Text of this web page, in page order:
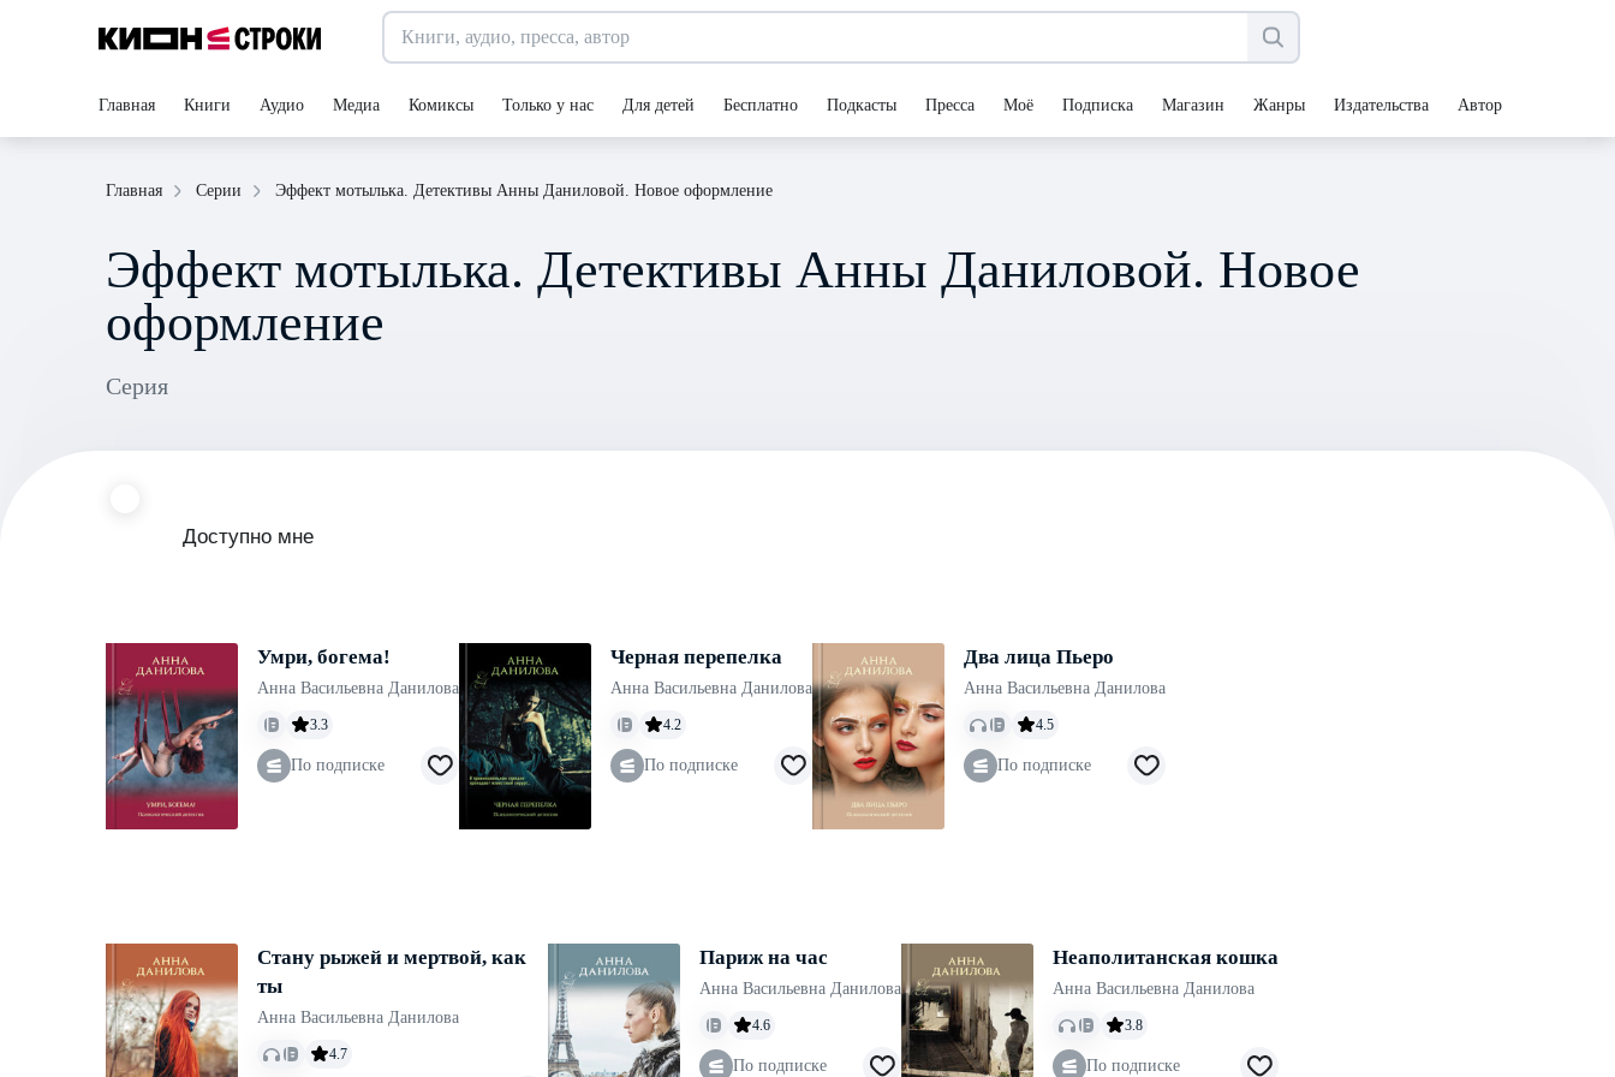
Главная Книги Аудио Медиа Комиксы Только у нас Для детей Бесплатно Подкасты Пресса Моё Подписка Магазин Жанры Издательства Авторы
Главная Серии Эффект мотылька. Детективы Анны Даниловой. Новое оформление
Эффект мотылька. Детективы Анны Даниловой. Новое
оформление
Серия
Доступно мне
Умри, богема!
Анна Васильевна Данилова
3.3
По подписке
Черная перепелка
Анна Васильевна Данилова
4.2
По подписке
Два лица Пьеро
Анна Васильевна Данилова
4.5
По подписке
Стану рыжей и мертвой, как
ты
Анна Васильевна Данилова
4.7
Париж на час
Анна Васильевна Данилова
4.6
По подписке
Неаполитанская кошка
Анна Васильевна Данилова
3.8
По подписке